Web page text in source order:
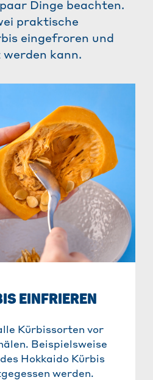
Dinge beachten.
praktische
eingefroren und
kann.
EINFRIEREN
Kürbissorten vor
Beispielsweise
Hokkaido Kürbis
werden.